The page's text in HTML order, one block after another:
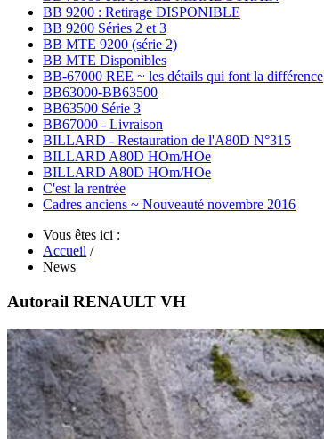
BB 9200 : Retirage DISPONIBLE
BB 9200 Séries 2 et 3
BB MTE 9200 (série 2)
BB MTE Disponibles
BB-67000 REE ~ les détails qui font la différence
BB63000-BB63500
BB63500 Série 3
BB67000 - Livraison
BILLARD - Restauration de l'A80D N°315
BILLARD A80D HOm/HOe
BILLARD A80D HOm/HOe
C'est la rentrée
Cadres anciens ~ Nouveauté novembre 2016
Vous êtes ici :
Accueil /
News
Autorail RENAULT VH